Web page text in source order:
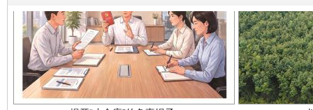
揭开“小金库”的免责幌子